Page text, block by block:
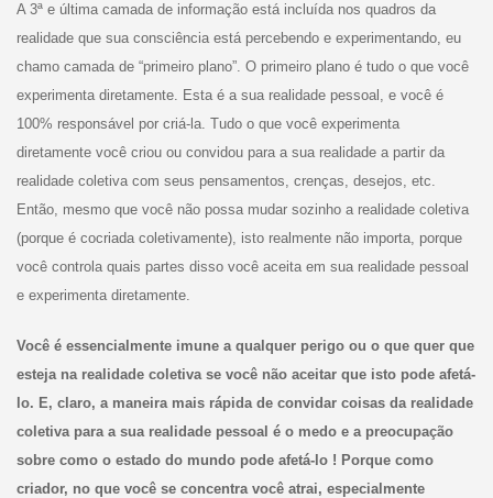
A 3ª e última camada de informação está incluída nos quadros da
realidade que sua consciência está percebendo e experimentando, eu
chamo camada de “primeiro plano”. O primeiro plano é tudo o que você
experimenta diretamente. Esta é a sua realidade pessoal, e você é
100% responsável por criá-la. Tudo o que você experimenta
diretamente você criou ou convidou para a sua realidade a partir da
realidade coletiva com seus pensamentos, crenças, desejos, etc.
Então, mesmo que você não possa mudar sozinho a realidade coletiva
(porque é cocriada coletivamente), isto realmente não importa, porque
você controla quais partes disso você aceita em sua realidade pessoal
e experimenta diretamente.
Você é essencialmente imune a qualquer perigo ou o que quer que
esteja na realidade coletiva se você não aceitar que isto pode afetá-
lo. E, claro, a maneira mais rápida de convidar coisas da realidade
coletiva para a sua realidade pessoal é o medo e a preocupação
sobre como o estado do mundo pode afetá-lo ! Porque como
criador, no que você se concentra você atrai, especialmente